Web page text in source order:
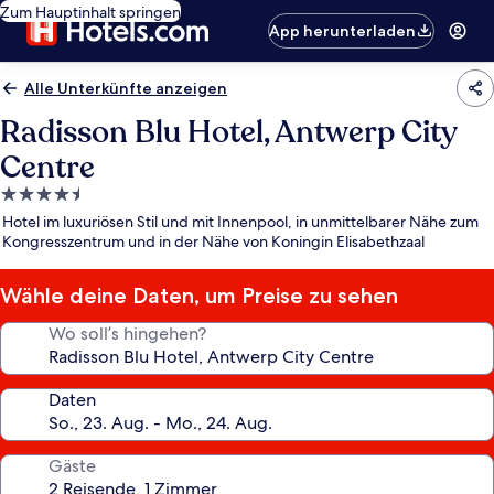
Zum Hauptinhalt springen
App herunterladen
Alle Unterkünfte anzeigen
Radisson Blu Hotel, Antwerp City
Centre
4.5-
Sterne-
Unterkunft
Hotel im luxuriösen Stil und mit Innenpool, in unmittelbarer Nähe zum
Kongresszentrum und in der Nähe von Koningin Elisabethzaal
Wähle deine Daten, um Preise zu sehen
Wo soll’s hingehen?
Daten
Gäste